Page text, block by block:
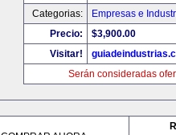
Categorias:
Empresas e
Precio:
$3,900.00
Visitar!
Serán consideradas